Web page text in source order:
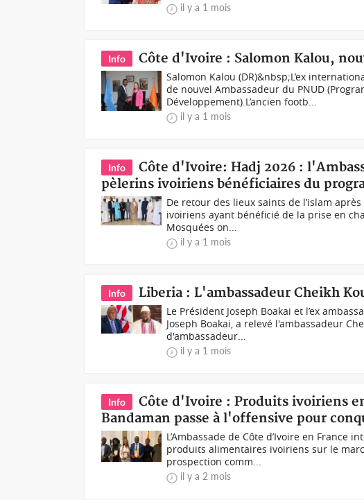
il y a 1 mois
Info Côte d'Ivoire : Salomon Kalou,
Salomon Kalou (DR)&nbsp;L’ex
de nouvel Ambassadeur du PNUD
Développement).L’ancien footb...
il y a 1 mois
Info
Côte d'Ivoire: Hadj 2026 :
pèlerins ivoiriens bénéficiaires du
De retour des lieux saints de l’islam
ivoiriens ayant bénéficié de la prise en
Mosquées on...
il y a 1 mois
Info Liberia : L'ambassadeur Cheikh
Le Président Joseph Boakai et l’ex
Joseph Boakai, a relevé l'ambassadeur
d'ambassadeur...
il y a 1 mois
Info
Côte d'Ivoire : Produits ivoiriens
Bandaman passe à l'offensive pour
L’Ambassade de Côte d’Ivoire en
produits alimentaires ivoiriens sur le
prospection comm...
il y a 2 mois